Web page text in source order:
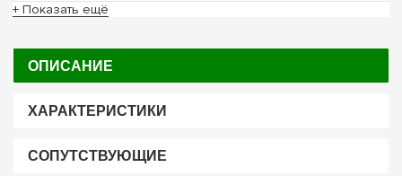
+ Показать ещё
ОПИСАНИЕ
ХАРАКТЕРИСТИКИ
СОПУТСТВУЮЩИЕ